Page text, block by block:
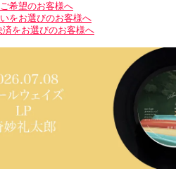
希望のお客様へ
をお選びのお客様へ
をお選びのお客様へ